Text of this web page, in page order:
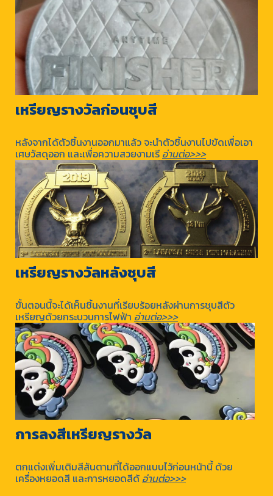
เหรียญรางวัลก่อนชุบสี
หลังจากได้ตัวชิ้นงานออกมาแล้ว จะนำตัวชิ้นงานไปขัดเพื่อเอา
เศษวัสดุออก และเพื่อความสวยงามเรี อ่านต่อ>>>
เหรียญรางวัลหลังชุบสี
ขั้นตอนนี้จะได้เห็นชิ้นงานที่เรียบร้อยหลังผ่านการชุบสีตัว
เหรียญด้วยกระบวนการไฟฟ้า อ่านต่อ>>>
การลงสีเหรียญรางวัล
ตกแต่งเพิ่มเติมสีสันตามที่ได้ออกแบบไว้ก่อนหน้านี้ ด้วย
เครื่องหยอดสี และการหยอดสีด้ อ่านต่อ>>>